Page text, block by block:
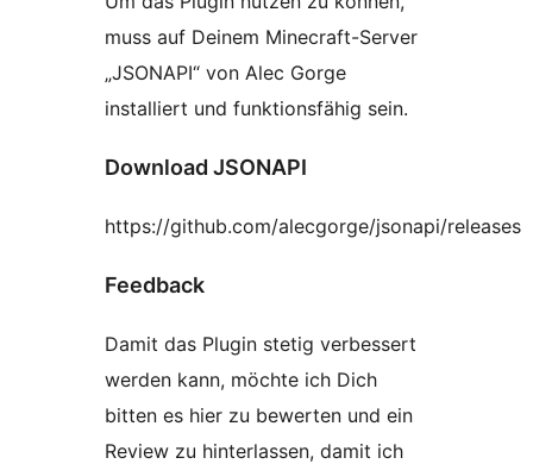
muss auf Deinem Minecraft-Server
„JSONAPI“ von Alec Gorge
installiert und funktionsfähig sein.
Download JSONAPI
https://github.com/alecgorge/jsonapi/releases
Feedback
Damit das Plugin stetig verbessert
werden kann, möchte ich Dich
bitten es hier zu bewerten und ein
Review zu hinterlassen, damit ich